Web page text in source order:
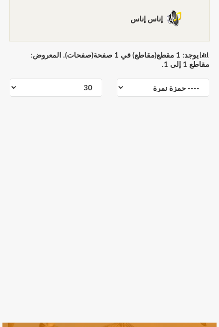
إناس إناس
يوجد: 1 مقطع(مقاطع) في 1 صفحة(صفحات). المعروض:
مقاطع 1 إلى 1.